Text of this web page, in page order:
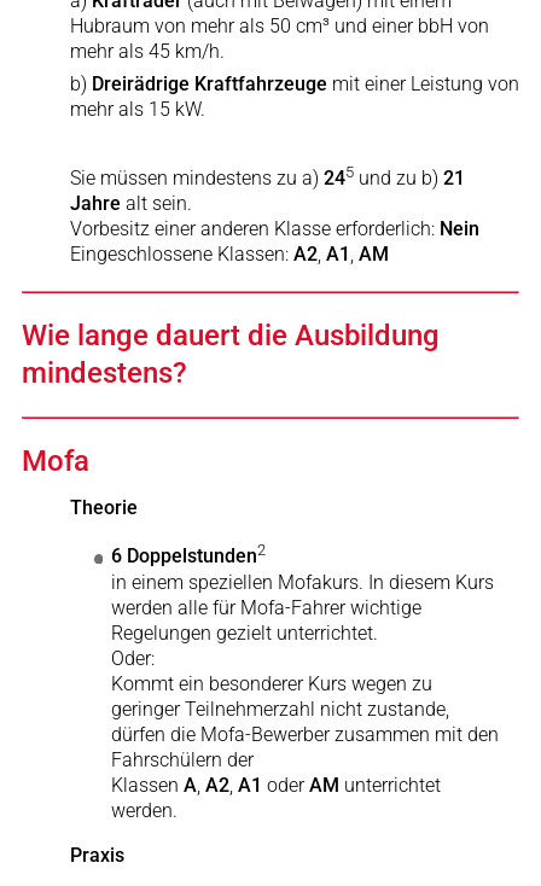
Hubraum von mehr als 50 cm³ und einer bbH von
mehr als 45 km/h.
b) Dreirädrige Kraftfahrzeuge mit einer Leistung von
mehr als 15 kW.
Sie müssen mindestens zu a) 245und zu b) 21
Jahre alt sein.
Vorbesitz einer anderen Klasse erforderlich: Nein
Eingeschlossene Klassen: A2, A1 , AM
Wie lange dauert die Ausbildung
mindestens?
Mofa
Theorie
6 Doppelstunden2
in einem speziellen Mofakurs. In diesem Kurs
werden alle für Mofa-Fahrer wichtige
Regelungen gezielt unterrichtet.
Oder:
Kommt ein besonderer Kurs wegen zu
geringer Teilnehmerzahl nicht zustande,
dürfen die Mofa-Bewerber zusammen mit den
Fahrschülern der
KlassenA ,A2 ,A1 oderAM unterrichtet
werden.
Praxis